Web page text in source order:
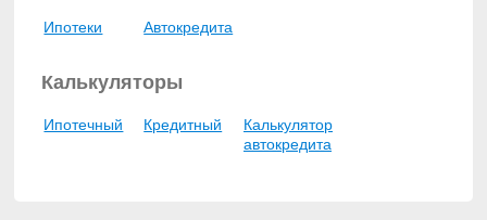
Ипотеки Автокредита
Калькуляторы
Ипотечный Кредитный
Калькулятор
автокредита